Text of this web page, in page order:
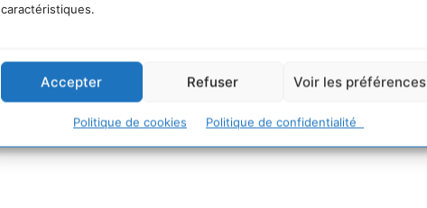
caractéristiques.
Accepter Refuser Voir les préférences
Politique de cookies Politique de confidentialité